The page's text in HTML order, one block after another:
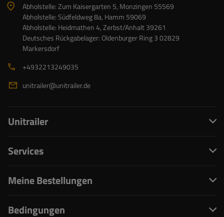
Abholstelle: Zum Kaisergarten 5, Monzingen 55569
Abholstelle: Südfeldweg 8a, Hamm 59069
Abholstelle: Heidmathen 4, Zerbst/Anhalt 39261
Deutsches Rückgabelager: Oldenburger Ring 3 02829
Markersdorf
+4932213249035
unitrailer@unitrailer.de
Unitrailer
Services
Meine Bestellungen
Bedingungen